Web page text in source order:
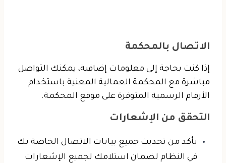
الاتصال بالمحكمة
إذا كنت بحاجة إلى معلومات إضافية، يمكنك التواصل
مباشرة مع المحكمة العمالية المعنية باستخدام
الأرقام الرسمية المتوفرة على موقع المحكمة.
التحقق من الإشعارات
تأكد من تحديث جميع بيانات الاتصال الخاصة بك
في النظام لضمان استلامك لجميع الإشعارات